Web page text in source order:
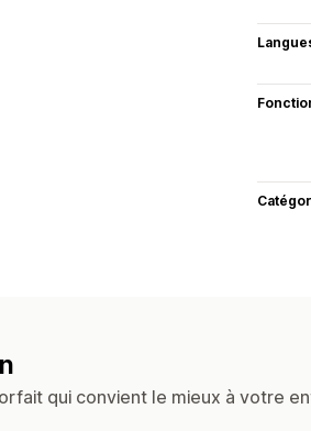
qui convient le mieux à votre